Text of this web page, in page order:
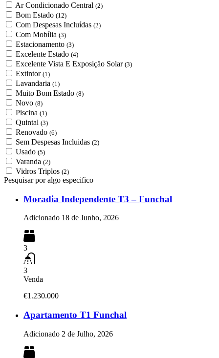
Ar Condicionado Central (2)
Bom Estado (12)
Com Despesas Incluídas (2)
Com Mobília (3)
Estacionamento (3)
Excelente Estado (4)
Excelente Vista E Exposição Solar (3)
Extintor (1)
Lavandaria (1)
Muito Bom Estado (8)
Novo (8)
Piscina (1)
Quintal (3)
Renovado (6)
Sem Despesas Incluidas (2)
Usado (5)
Varanda (2)
Vidros Triplos (2)
Pesquisar por algo especifico
Moradia Independente T3 – Funchal
Adicionado 18 de Junho, 2026
3
3
Venda
€1.230.000
Apartamento T1 Funchal
Adicionado 2 de Julho, 2026